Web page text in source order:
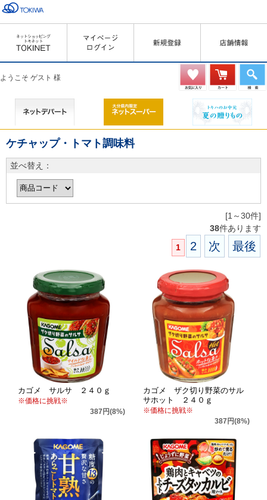
ようこそ ゲスト 様
ケチャップ・トマト調味料
並べ替え：
[1～30件]
38件あります
1
2 次 最後
カゴメ サルサ ２４０ｇ
※価格に挑戦※
387円(8%)
カゴメ ザク切り野菜のサル
サホット ２４０ｇ
※価格に挑戦※
387円(8%)